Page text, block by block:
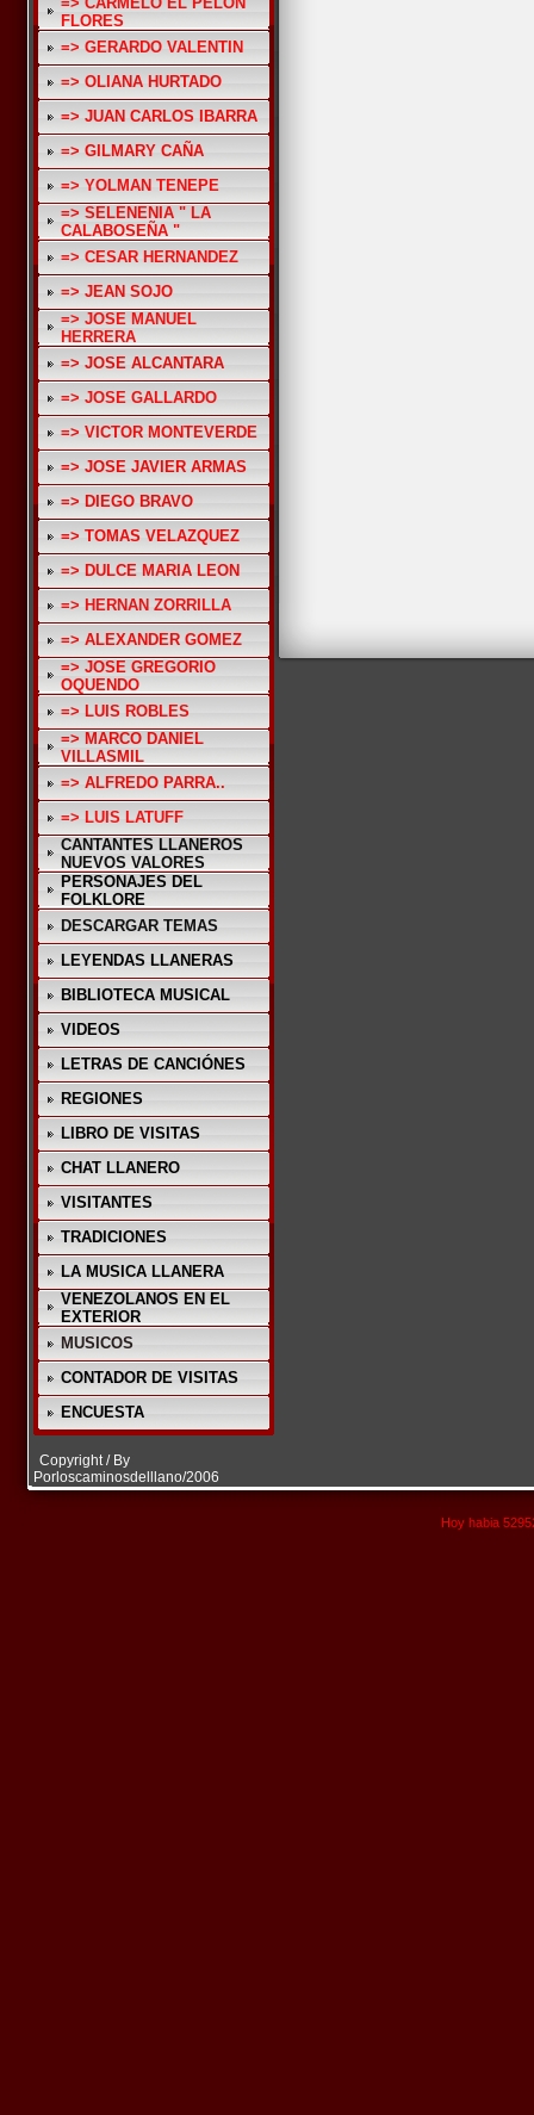
FLORES
=> GERARDO VALENTIN
=> OLIANA HURTADO
=> JUAN CARLOS IBARRA
=> GILMARY CAÑA
=> YOLMAN TENEPE
=> SELENENIA " LA
CALABOSEÑA "
=> CESAR HERNANDEZ
=> JEAN SOJO
=> JOSE MANUEL
HERRERA
=> JOSE ALCANTARA
=> JOSE GALLARDO
=> VICTOR MONTEVERDE
=> JOSE JAVIER ARMAS
=> DIEGO BRAVO
=> TOMAS VELAZQUEZ
=> DULCE MARIA LEON
=> HERNAN ZORRILLA
=> ALEXANDER GOMEZ
=> JOSE GREGORIO
OQUENDO
=> LUIS ROBLES
=> MARCO DANIEL
VILLASMIL
=> ALFREDO PARRA..
=> LUIS LATUFF
CANTANTES LLANEROS
NUEVOS VALORES
PERSONAJES DEL
FOLKLORE
DESCARGAR TEMAS
LEYENDAS LLANERAS
BIBLIOTECA MUSICAL
VIDEOS
LETRAS DE CANCIÓNES
REGIONES
LIBRO DE VISITAS
CHAT LLANERO
VISITANTES
TRADICIONES
LA MUSICA LLANERA
VENEZOLANOS EN EL
EXTERIOR
MUSICOS
CONTADOR DE VISITAS
ENCUESTA
Copyright / By
Porloscaminosdelllano/2006
Hoy habia